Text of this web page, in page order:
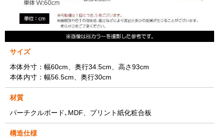
サイズ
本体外寸：幅60cm、奥行34.5cm、高さ93cm
本体内寸：幅56.5cm、奥行30cm
材質
パーチクルボード､MDF、プリント紙化粧合板
構造仕様